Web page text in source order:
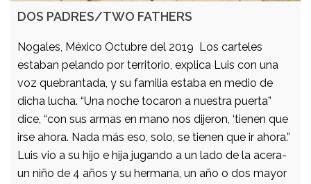
DOS PADRES/TWO FATHERS
Nogales, México Octubre del 2019 Los carteles
estaban pelando por territorio, explica Luis con una
voz quebrantada, y su familia estaba en medio de
dicha lucha. “Una noche tocaron a nuestra puerta”
dice, “con sus armas en mano nos dijeron, ‘tienen que
irse ahora. Nada más eso, solo, se tienen que ir ahora.”
Luis vio a su hijo e hija jugando a un lado de la acera-
un niño de 4 años y su hermana, un año o dos mayor